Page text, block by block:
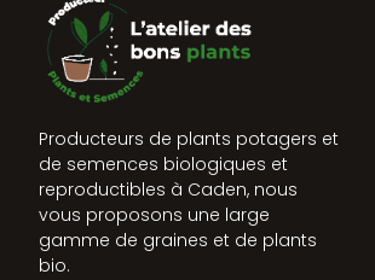
Producteurs de plants potagers et
de semences biologiques et
reproductibles à Caden, nous
vous proposons une large
gamme de graines et de plants
bio.